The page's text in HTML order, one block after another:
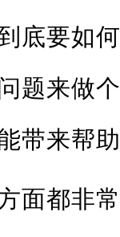
底要如
题来做
带来帮
面都非